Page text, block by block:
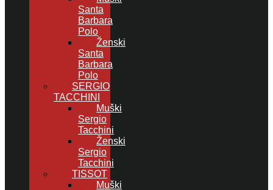
Santa
Barbara
Polo
Ženski
Santa
Barbara
Polo
SERGIO
TACCHINI
Muški
Sergio
Tacchini
Ženski
Sergio
Tacchini
TISSOT
Muški